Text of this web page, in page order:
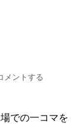
メントする
での一コマを